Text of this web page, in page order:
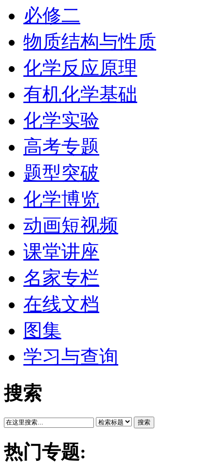
必修二
物质结构与性质
化学反应原理
有机化学基础
化学实验
高考专题
题型突破
化学博览
动画短视频
课堂讲座
名家专栏
在线文档
图集
学习与查询
搜索
搜索
热门专题: